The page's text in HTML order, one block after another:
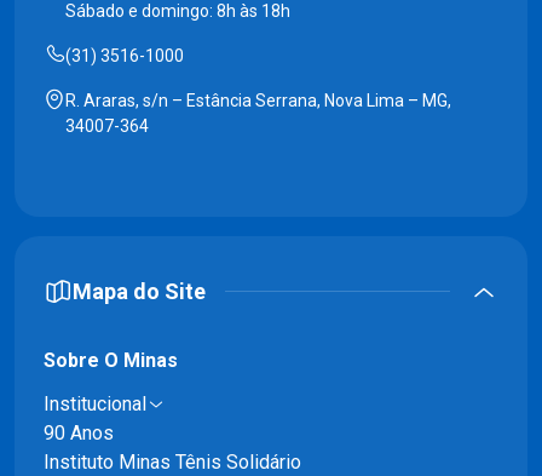
Sábado e domingo: 8h às 18h
(31) 3516-1000
R. Araras, s/n – Estância Serrana, Nova Lima – MG,
34007-364
Mapa do Site
Sobre O Minas
Institucional
90 Anos
Instituto Minas Tênis Solidário